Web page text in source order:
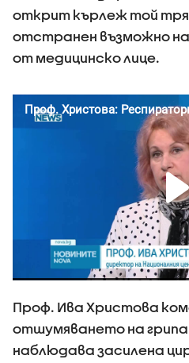
открит кърлеж той
отстранен възможно
от медицинско лице.
Проф. Ива Христова
отшумяването на грипа
наблюдава засилена